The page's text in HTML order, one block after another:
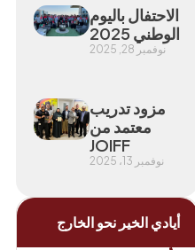
الاحتفال باليوم
الوطني 2025
نوفمبر 28, 2025
مزود تدريب
معتمد من
JOIFF
نوفمبر 13، 2025
أيادي الخير نحو الخارج